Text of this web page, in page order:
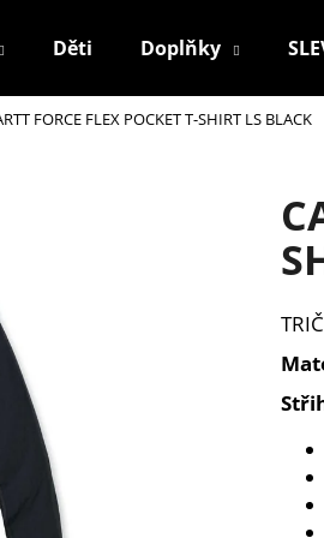
Děti Doplňky
FORCE FLEX POCKET T-SHIRT LS BLACK
Co potřebujete najít?